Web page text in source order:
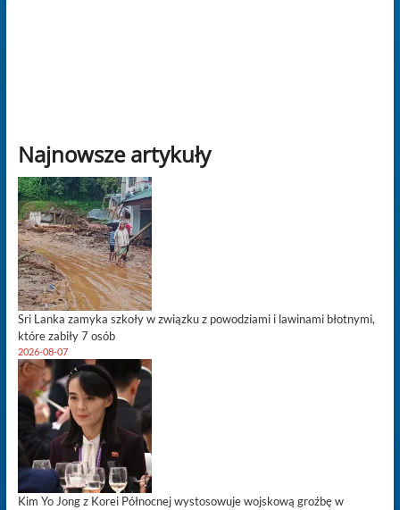
Najnowsze artykuły
Sri Lanka zamyka szkoły w związku z powodziami i lawinami błotnymi,
które zabiły 7 osób
2026-08-07
Kim Yo Jong z Korei Północnej wystosowuje wojskową groźbę w